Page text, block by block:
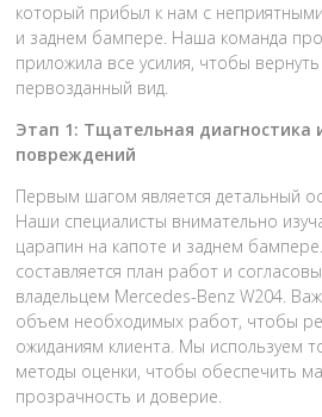
который прибыл к нам с
и заднем бампере. Наша команда
приложила все усилия, чтобы
первозданный вид.
Этап 1: Тщательная диагностика
повреждений
Первым шагом является детальный
Наши специалисты внимательно
царапин на капоте и заднем
составляется план работ и
владельцем Mercedes-Benz W204.
объем необходимых работ, чтобы
ожиданиям клиента. Мы используем
методы оценки, чтобы обеспечить
прозрачность и доверие.